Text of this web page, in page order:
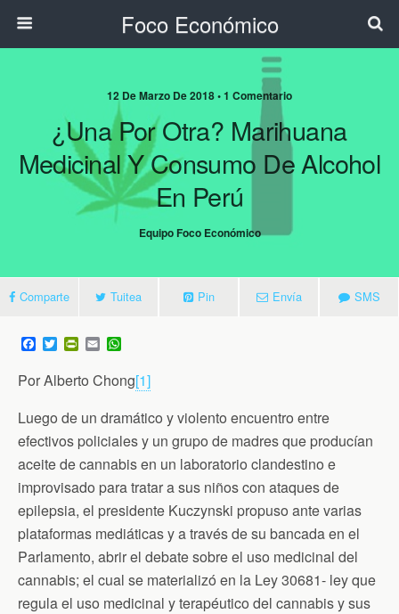
Foco Económico
12 De Marzo De 2018 • 1 Comentario
¿Una Por Otra? Marihuana
Medicinal Y Consumo De Alcohol
En Perú
Equipo Foco Económico
Comparte Tuitea Pin Envía SMS
F
a
c
e
o
o
k
T
w
i
t
e
P
i
n
F
r
i
e
n
d
y
E
m
a
i t
A
p
p
Por Alberto Chong[1]
Luego de un dramático y violento encuentro entre
efectivos policiales y un grupo de madres que producían
aceite de cannabis en un laboratorio clandestino e
improvisado para tratar a sus niños con ataques de
epilepsia, el presidente Kuczynski propuso ante varias
plataformas mediáticas y a través de su bancada en el
Parlamento, abrir el debate sobre el uso medicinal del
cannabis; el cual se materializó en la Ley 30681- ley que
regula el uso medicinal y terapéutico del cannabis y sus